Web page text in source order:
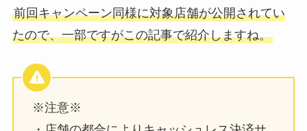
前回キャンペーン同様に対象店舗が公開されてい
たので、一部ですがこの記事で紹介しますね。
※注意※